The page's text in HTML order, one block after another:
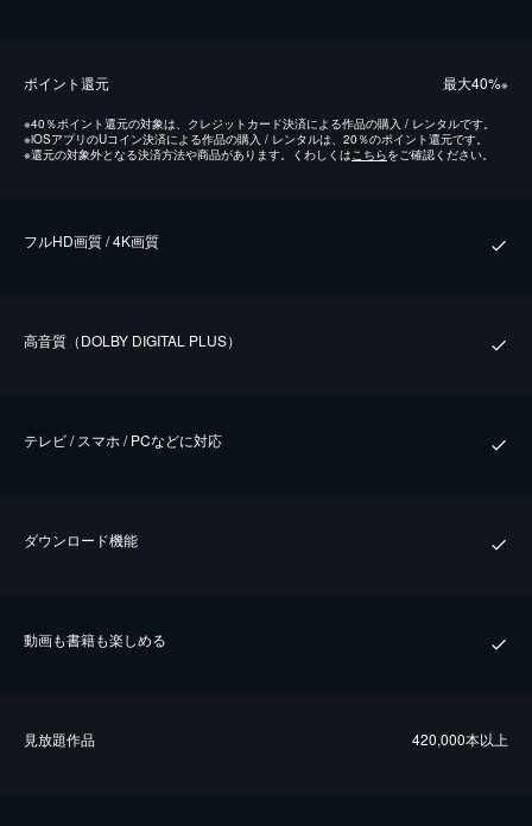
ポイント還元 最⼤40%※
※40％ポイント還元の対象は、クレジットカード決済による作品の購入 / レンタルです。
※iOSアプリのUコイン決済による作品の購入 / レンタルは、20％のポイント還元です。
※還元の対象外となる決済方法や商品があります。くわしくはこちらをご確認ください。
フルHD画質 / 4K画質
⾼⾳質（DOLBY DIGITAL PLUS）
テレビ / スマホ / PCなどに対応
ダウンロード機能
動画も書籍も楽しめる
⾒放題作品 420,000本以上